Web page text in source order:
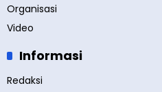
Organisasi
Video
Informasi
Redaksi